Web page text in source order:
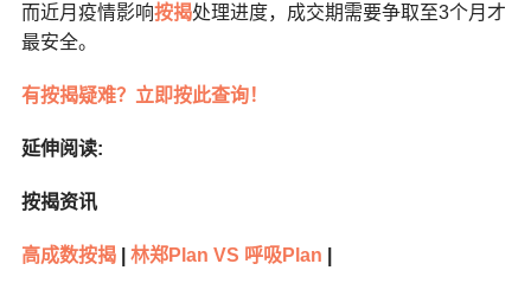
而近月疫情影响按揭处理进度，成交期需要争取至3个月才
最安全。
有按揭疑难？立即按此查询！
延伸阅读:
按揭资讯
高成数按揭| 林郑Plan VS 呼吸Plan